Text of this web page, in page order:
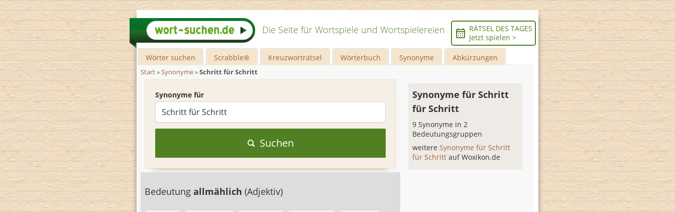
Die Seite für Wortspiele und Wortspielereien
RÄTSEL DES TAGES
Jetzt spielen >
Wörter suchen Scrabble® Kreuzworträtsel Wörterbuch Synonyme Abkürzungen
Start»Synonyme»Schritt für Schritt
Synonyme für
Suchen
Bedeutung allmählich (Adjektiv)
Synonyme für Schritt
für Schritt
9 Synonyme in 2
Bedeutungsgruppen
weitereSynonyme für Schritt
für Schrittauf Woxikon.de